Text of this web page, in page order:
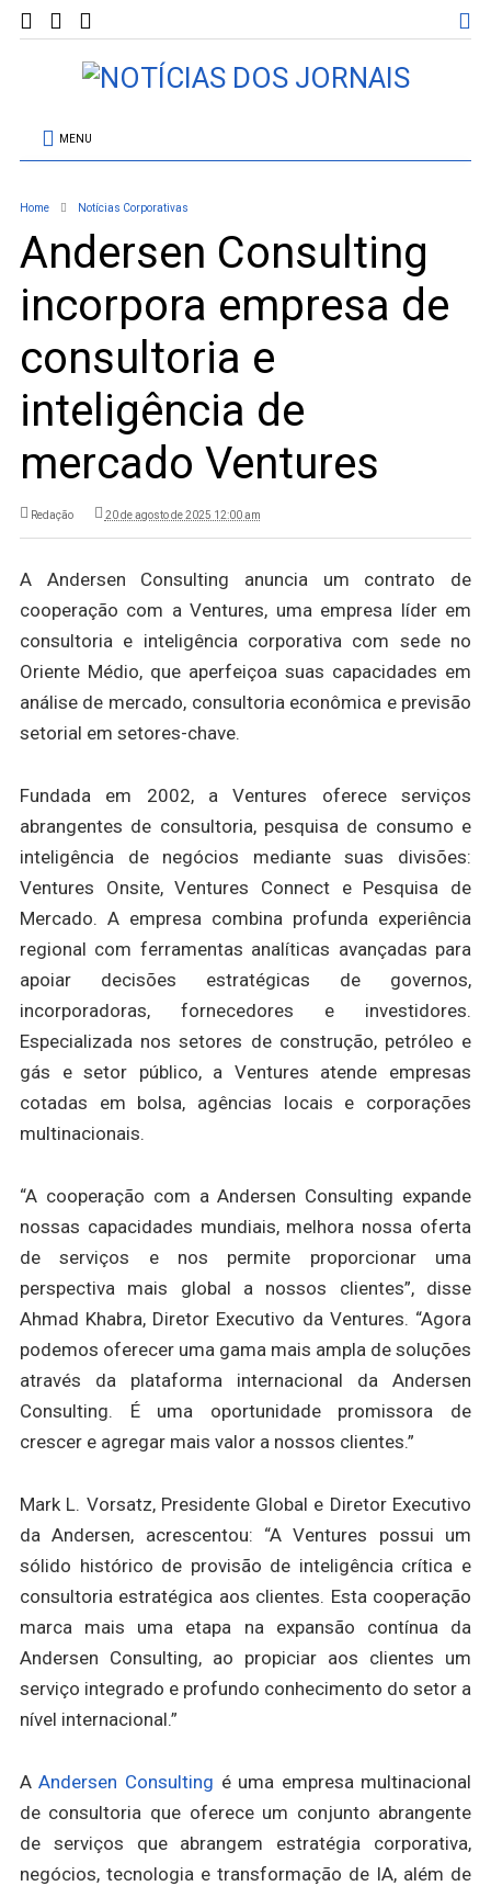
MENU
Home Notícias Corporativas
Andersen Consulting
incorpora empresa de
consultoria e
inteligência de
mercado Ventures
Redação 20 de agosto de 2025 12:00 am
A Andersen Consulting anuncia um contrato de
cooperação com a Ventures, uma empresa líder em
consultoria e inteligência corporativa com sede no
Oriente Médio, que aperfeiçoa suas capacidades em
análise de mercado, consultoria econômica e previsão
setorial em setores-chave.
Fundada em 2002, a Ventures oferece serviços
abrangentes de consultoria, pesquisa de consumo e
inteligência de negócios mediante suas divisões:
Ventures Onsite, Ventures Connect e Pesquisa de
Mercado. A empresa combina profunda experiência
regional com ferramentas analíticas avançadas para
apoiar decisões estratégicas de governos,
incorporadoras, fornecedores e investidores.
Especializada nos setores de construção, petróleo e
gás e setor público, a Ventures atende empresas
cotadas em bolsa, agências locais e corporações
multinacionais.
“A cooperação com a Andersen Consulting expande
nossas capacidades mundiais, melhora nossa oferta
de serviços e nos permite proporcionar uma
perspectiva mais global a nossos clientes”, disse
Ahmad Khabra, Diretor Executivo da Ventures. “Agora
podemos oferecer uma gama mais ampla de soluções
através da plataforma internacional da Andersen
Consulting. É uma oportunidade promissora de
crescer e agregar mais valor a nossos clientes.”
Mark L. Vorsatz, Presidente Global e Diretor Executivo
da Andersen, acrescentou: “A Ventures possui um
sólido histórico de provisão de inteligência crítica e
consultoria estratégica aos clientes. Esta cooperação
marca mais uma etapa na expansão contínua da
Andersen Consulting, ao propiciar aos clientes um
serviço integrado e profundo conhecimento do setor a
nível internacional.”
AAndersen Consulting é uma empresa multinacional
de consultoria que oferece um conjunto abrangente
de serviços que abrangem estratégia corporativa,
negócios, tecnologia e transformação de IA, além de